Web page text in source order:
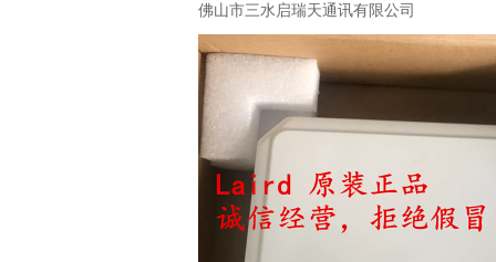
佛山市三水启瑞天通讯有限公司